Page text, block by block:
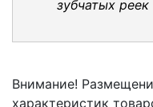
зубчатых реек
Внимание!
характеристик